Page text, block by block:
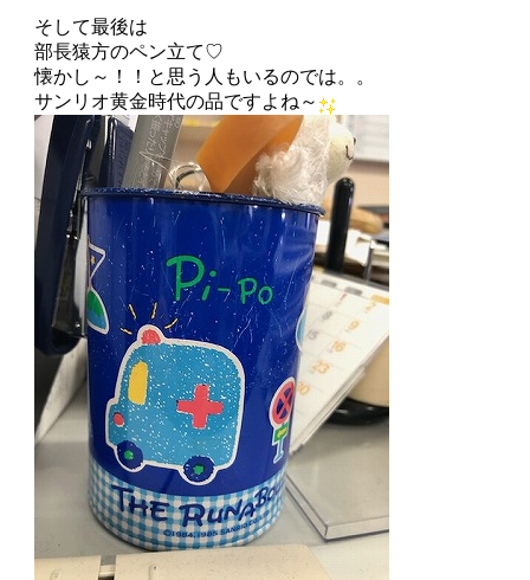
そして最後は
部長猿方のペン立て♡
懐かし～！！と思う人もいるのでは。。
サンリオ黄金時代の品ですよね～